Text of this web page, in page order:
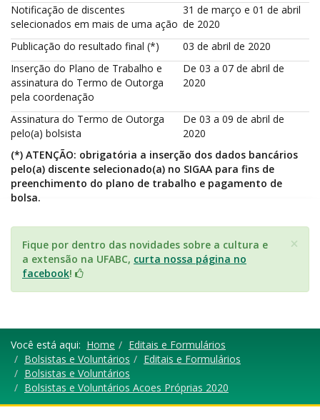
Notificação de discentes
selecionados em mais de uma ação
31 de março e 01 de abril
de 2020
Publicação do resultado final (*)
03 de abril de 2020
Inserção do Plano de Trabalho e
assinatura do Termo de Outorga
pela coordenação
De 03 a 07 de abril de
2020
Assinatura do Termo de Outorga
pelo(a) bolsista
De 03 a 09 de abril de
2020
(*) ATENÇÃO: obrigatória a inserção dos dados bancários
pelo(a) discente selecionado(a) no SIGAA para fins de
preenchimento do plano de trabalho e pagamento de
bolsa.
×
Fique por dentro das novidades sobre a cultura e
a extensão na UFABC, curta nossa página no
facebook!
Você está aqui: Home
Editais e Formulários
Bolsistas e Voluntários
Editais e Formulários
Bolsistas e Voluntários
Bolsistas e Voluntários Acoes Próprias 2020